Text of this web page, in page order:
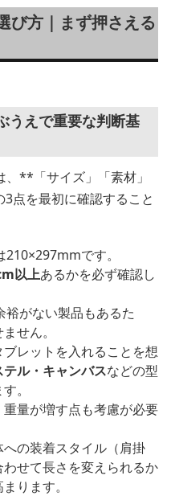
び方｜まず押さえる
うえで重要な判断基
**「サイズ」「素材」
点を最初に確認すること
です。
以上あるかを必ず確認し
裕がない製品もあるた
せん。
ブレットを入れることを想
ル・キャンバスなどの型
。
量が増す点も考慮が必要
への装着スタイル（肩掛
せて長さを変えられるか
ります。